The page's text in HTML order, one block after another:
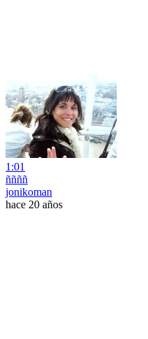
1:01
ññññ
jonikoman
hace 20 años